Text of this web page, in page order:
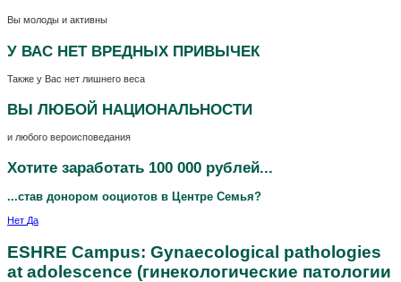
Вы молоды и активны
У ВАС НЕТ ВРЕДНЫХ ПРИВЫЧЕК
Также у Вас нет лишнего веса
ВЫ ЛЮБОЙ НАЦИОНАЛЬНОСТИ
и любого вероисповедания
Хотите заработать 100 000 рублей...
...став донором ооциотов в Центре Семья?
Нет Да
ESHRE Campus: Gynaecological pathologies
at adolescence (гинекологические патологии